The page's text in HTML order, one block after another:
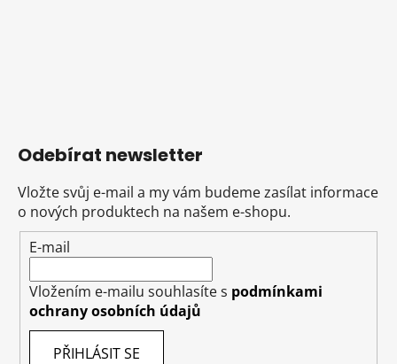
Odebírat newsletter
Vložte svůj e-mail a my vám budeme zasílat informace
o nových produktech na našem e-shopu.
E-mail
Vložením e-mailu souhlasíte s podmínkami
ochrany osobních údajů
PŘIHLÁSIT SE